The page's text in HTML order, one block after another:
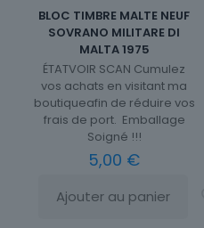
BLOC TIMBRE MALTE NEUF
SOVRANO MILITARE DI
MALTA 1975
ÉTATVOIR SCAN Cumulez
vos achats en visitant ma
boutiqueafin de réduire vos
frais de port. Emballage
Soigné !!!
5,00 €
Ajouter au panier